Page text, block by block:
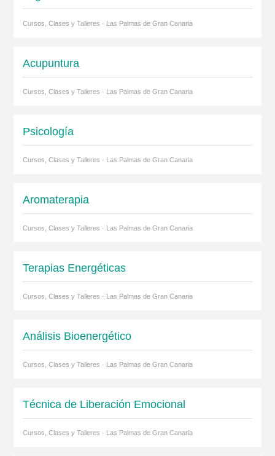
Cursos, Clases y Talleres · Las Palmas de Gran Canaria
Acupuntura
Cursos, Clases y Talleres · Las Palmas de Gran Canaria
Psicología
Cursos, Clases y Talleres · Las Palmas de Gran Canaria
Aromaterapia
Cursos, Clases y Talleres · Las Palmas de Gran Canaria
Terapias Energéticas
Cursos, Clases y Talleres · Las Palmas de Gran Canaria
Análisis Bioenergético
Cursos, Clases y Talleres · Las Palmas de Gran Canaria
Técnica de Liberación Emocional
Cursos, Clases y Talleres · Las Palmas de Gran Canaria